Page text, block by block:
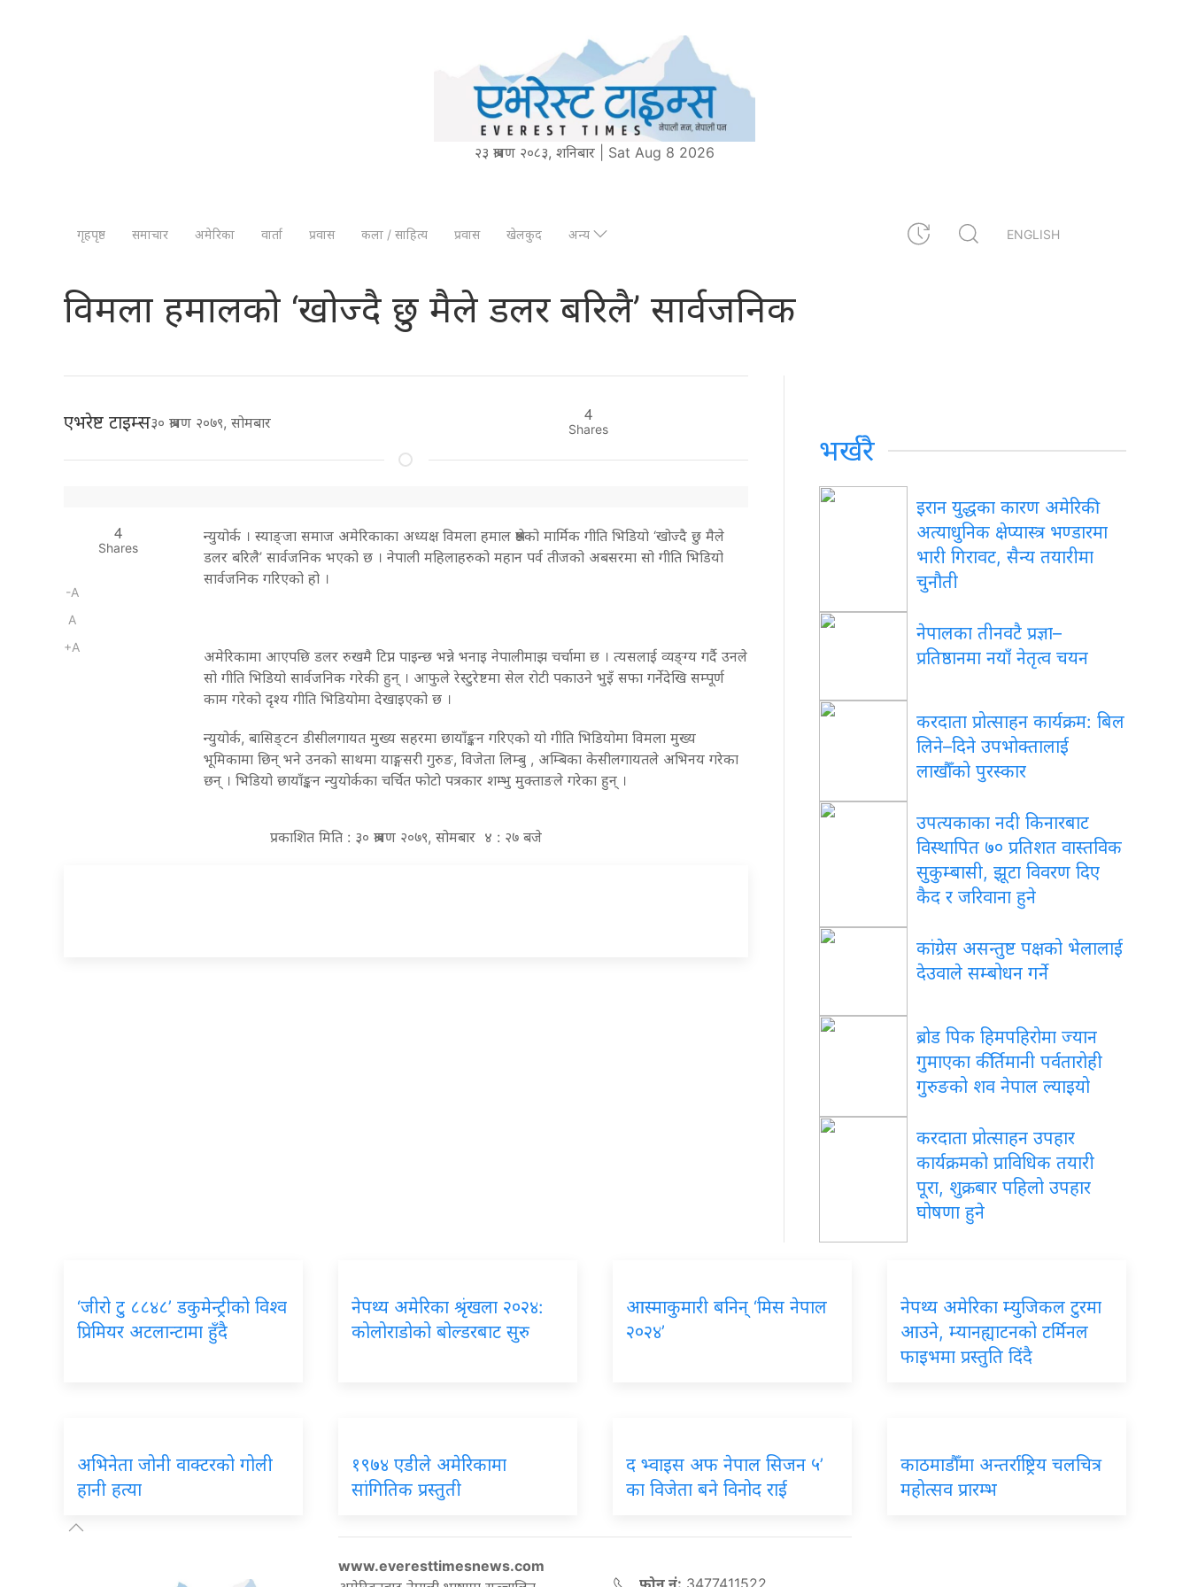
२३ श्रावण २०८३, शनिबार | Sat Aug 8 2026
गृहपृष्ठ समाचार अमेरिका वार्ता प्रवास कला / साहित्य प्रवास खेलकुद अन्य ENGLISH
विमला हमालको ‘खोज्दै छु मैले डलर बरिलै’ सार्वजनिक
एभरेष्ट टाइम्स३० श्रावण २०७९, सोमबार 4
Shares
4
Shares
-A
A
+A
न्युयोर्क । स्याङ्जा समाज अमेरिकाका अध्यक्ष विमला हमाल श्रेष्ठको मार्मिक गीति भिडियो ‘खोज्दै छु मैले
डलर बरिलै’ सार्वजनिक भएको छ । नेपाली महिलाहरुको महान पर्व तीजको अबसरमा सो गीति भिडियो
सार्वजनिक गरिएको हो ।
अमेरिकामा आएपछि डलर रुखमै टिप्न पाइन्छ भन्ने भनाइ नेपालीमाझ चर्चामा छ । त्यसलाई व्यङ्ग्य गर्दै उनले
सो गीति भिडियो सार्वजनिक गरेकी हुन् । आफुले रेस्टुरेष्टमा सेल रोटी पकाउने भुइँ सफा गर्नेदेखि सम्पूर्ण
काम गरेको दृश्य गीति भिडियोमा देखाइएको छ ।
न्युयोर्क, बासिङ्टन डीसीलगायत मुख्य सहरमा छायाँङ्कन गरिएको यो गीति भिडियोमा विमला मुख्य
भूमिकामा छिन् भने उनको साथमा याङ्गसरी गुरुङ, विजेता लिम्बु , अम्बिका केसीलगायतले अभिनय गरेका
छन् । भिडियो छायाँङ्कन न्युयोर्कका चर्चित फोटो पत्रकार शम्भु मुक्ताङले गरेका हुन् ।
प्रकाशित मिति : ३० श्रावण २०७९, सोमबार ४ : २७ बजे
भर्खरै
इरान युद्धका कारण अमेरिकी
अत्याधुनिक क्षेप्यास्त्र भण्डारमा
भारी गिरावट, सैन्य तयारीमा
चुनौती
नेपालका तीनवटै प्रज्ञा–
प्रतिष्ठानमा नयाँ नेतृत्व चयन
करदाता प्रोत्साहन कार्यक्रम: बिल
लिने–दिने उपभोक्तालाई
लाखौँको पुरस्कार
उपत्यकाका नदी किनारबाट
विस्थापित ७० प्रतिशत वास्तविक
सुकुम्बासी, झूटा विवरण दिए
कैद र जरिवाना हुने
कांग्रेस असन्तुष्ट पक्षको भेलालाई
देउवाले सम्बोधन गर्ने
ब्रोड पिक हिमपहिरोमा ज्यान
गुमाएका कीर्तिमानी पर्वतारोही
गुरुङको शव नेपाल ल्याइयो
करदाता प्रोत्साहन उपहार
कार्यक्रमको प्राविधिक तयारी
पूरा, शुक्रबार पहिलो उपहार
घोषणा हुने
‘जीरो टु ८८४८’ डकुमेन्ट्रीको विश्व
प्रिमियर अटलान्टामा हुँदै
नेपथ्य अमेरिका श्रृंखला २०२४:
कोलोराडोको बोल्डरबाट सुरु
आस्माकुमारी बनिन् ‘मिस नेपाल
२०२४’
नेपथ्य अमेरिका म्युजिकल टुरमा
आउने, म्यानह्याटनको टर्मिनल
फाइभमा प्रस्तुति दिंदै
अभिनेता जोनी वाक्टरको गोली
हानी हत्या
१९७४ एडीले अमेरिकामा
सांगितिक प्रस्तुती
द भ्वाइस अफ नेपाल सिजन ५’
का विजेता बने विनोद राई
काठमाडौँमा अन्तर्राष्ट्रिय चलचित्र
महोत्सव प्रारम्भ
www.everesttimesnews.com